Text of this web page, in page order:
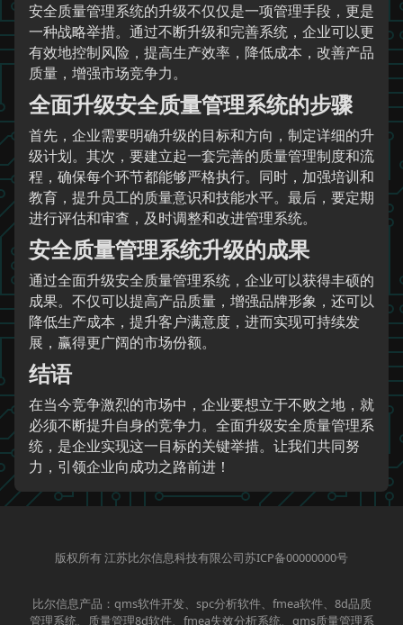
安全质量管理系统的升级不仅仅是一项管理手段，更是
一种战略举措。通过不断升级和完善系统，企业可以更
有效地控制风险，提高生产效率，降低成本，改善产品
质量，增强市场竞争力。
全面升级安全质量管理系统的步骤
首先，企业需要明确升级的目标和方向，制定详细的升
级计划。其次，要建立起一套完善的质量管理制度和流
程，确保每个环节都能够严格执行。同时，加强培训和
教育，提升员工的质量意识和技能水平。最后，要定期
进行评估和审查，及时调整和改进管理系统。
安全质量管理系统升级的成果
通过全面升级安全质量管理系统，企业可以获得丰硕的
成果。不仅可以提高产品质量，增强品牌形象，还可以
降低生产成本，提升客户满意度，进而实现可持续发
展，赢得更广阔的市场份额。
结语
在当今竞争激烈的市场中，企业要想立于不败之地，就
必须不断提升自身的竞争力。全面升级安全质量管理系
统，是企业实现这一目标的关键举措。让我们共同努
力，引领企业向成功之路前进！
版权所有 江苏比尔信息科技有限公司苏ICP备00000000号
比尔信息产品：qms软件开发、spc分析软件、fmea软件、8d品质
管理系统、质量管理8d软件、fmea失效分析系统、qms质量管理系